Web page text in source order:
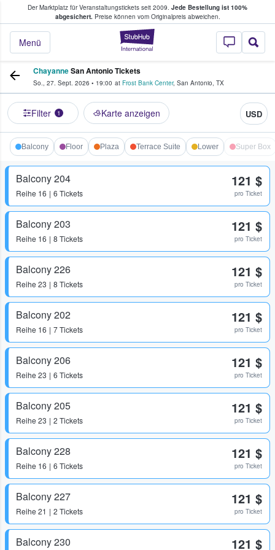
Der Marktplatz für Veranstaltungstickets seit 2009. Jede Bestellung ist 100%
abgesichert.Preise können vom Originalpreis abweichen.
StubHub - Wo
Menü
Tickets kaufen & verkaufen
ChayanneSan Antonio Tickets
So., 27. Sept. 2026 • 19:00 at Frost Bank Center, San Antonio, TX
Filter 1 Karte anzeigen USD
Balcony Floor Plaza Terrace Suite Lower Super Box
Balcony 204
Reihe 16 6 Tickets
121 $
pro Ticket
Balcony 203
Reihe 16 8 Tickets
121 $
pro Ticket
Balcony 226
Reihe 23 8 Tickets
121 $
pro Ticket
Balcony 202
Reihe 16 7 Tickets
121 $
pro Ticket
Balcony 206
Reihe 23 6 Tickets
121 $
pro Ticket
Balcony 205
Reihe 23 2 Tickets
121 $
pro Ticket
Balcony 228
Reihe 16 6 Tickets
121 $
pro Ticket
Balcony 227
Reihe 21 2 Tickets
121 $
pro Ticket
Balcony 230 121 $